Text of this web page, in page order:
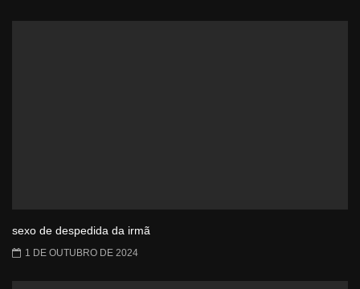
sexo de despedida da irmã
1 DE OUTUBRO DE 2024